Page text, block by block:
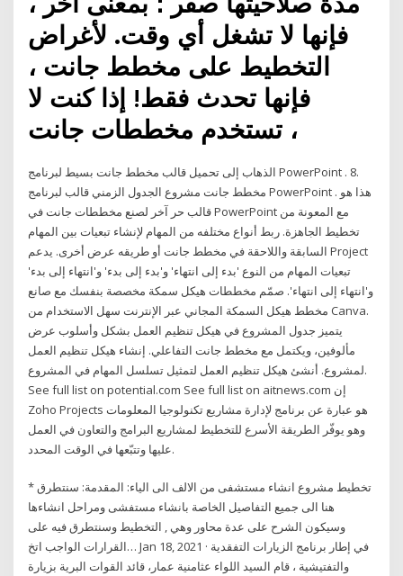
فإنها لا تشغل أي وقت. لأغراض
التخطيط على مخطط جانت ،
فإنها تحدث فقط! إذا كنت لا
تستخدم مخططات جانت ،
الذهاب إلى تحميل قالب مخطط جانت بسيط لبرنامج PowerPoint . 8.
مخطط جانت مشروع الجدول الزمني قالب لبرنامج PowerPoint . هذا هو
قالب حر آخر لصنع مخططات جانت في PowerPoint مع المعونة من
تخطيط الجاهزة. ربط أنواع مختلفه من المهام لإنشاء تبعيات بين المهام
السابقة واللاحقة في مخطط جانت أو طريقه عرض أخرى. يدعم Project
تبعيات المهام من النوع 'بدء إلى انتهاء' و'بدء إلى بدء' و'انتهاء إلى بدء'
و'انتهاء إلى انتهاء'. صمّم مخططات هيكل سمكة مخصصة بنفسك مع صانع
مخطط هيكل السمكة المجاني عبر الإنترنت سهل الاستخدام من Canva.
يتميز جدول المشروع في هيكل تنظيم العمل بشكل وأسلوب عرض
مألوفين، ويكتمل مع مخطط جانت التفاعلي. إنشاء هيكل تنظيم العمل
لمشروع. أنشئ هيكل تنظيم العمل لتمثيل تسلسل المهام في المشروع.
See full list on potential.com See full list on aitnews.com إن
Zoho Projects هو عبارة عن برنامج لإدارة مشاريع تكنولوجيا المعلومات
وهو يوفّر الطريقة الأسرع للتخطيط لمشاريع البرامج والتعاون في العمل
عليها وتتبّعها في الوقت المحدد.
* تخطيط مشروع انشاء مستشفى من الالف الى الياء: المقدمة: سنتطرق
هنا الى جميع التفاصيل الخاصة بانشاء مستفشى ومراحل انشاءها
وسيكون الشرح على عدة محاور وهي , التخطيط وسنتطرق فيه على
القرارات الواجب اتخ… Jan 18, 2021 · في إطار برنامج الزيارات التفقدية
والتفتيشية ، قام السيد اللواء عثامنية عمار، قائد القوات البرية بزيارة